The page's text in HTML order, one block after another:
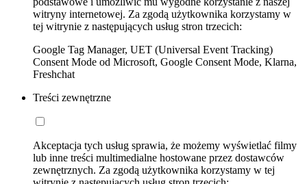
witryny internetowej. Za zgodą użytkownika korzystamy w
tej witrynie z następujących usług stron trzecich:
Google Tag Manager, UET (Universal Event Tracking)
Consent Mode od Microsoft, Google Consent Mode, Klarna,
Freshchat
Treści zewnętrzne
Akceptacja tych usług sprawia, że możemy wyświetlać filmy
lub inne treści multimedialne hostowane przez dostawców
zewnętrznych. Za zgodą użytkownika korzystamy w tej